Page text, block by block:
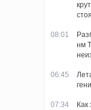
08:01
нм
06:45
07:34